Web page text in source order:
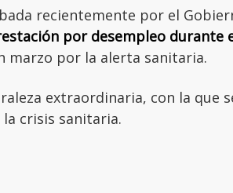
recientemente por el
por desempleo durante
marzo por la alerta sanitaria.
extraordinaria, con la que
crisis sanitaria.